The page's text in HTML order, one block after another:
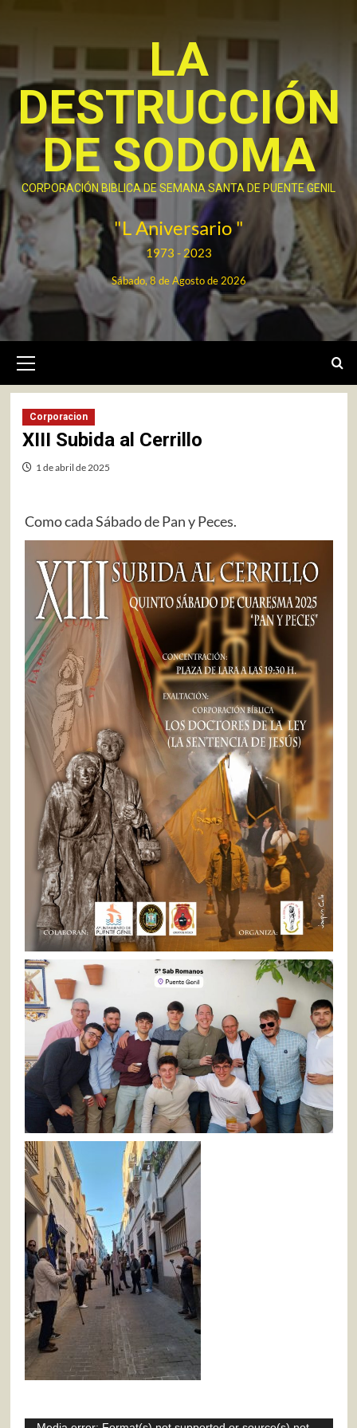
contenido
LA
DESTRUCCIÓN
DE SODOMA
CORPORACIÓN BIBLICA DE SEMANA SANTA DE PUENTE GENIL
"L Aniversario "
1973 - 2023
Sábado, 8 de Agosto de 2026
primario
Corporacion
XIII Subida al Cerrillo
1 de abril de 2025
Como cada Sábado de Pan y Peces.